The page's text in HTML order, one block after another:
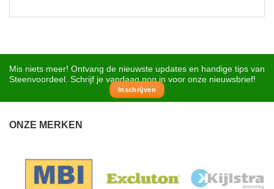
Mis niets meer! Ontvang de nieuwste updates en handige tips van
Steenvoordeel. Schrijf je vandaag nog in voor onze nieuwsbrief!
Inschrijven
ONZE MERKEN